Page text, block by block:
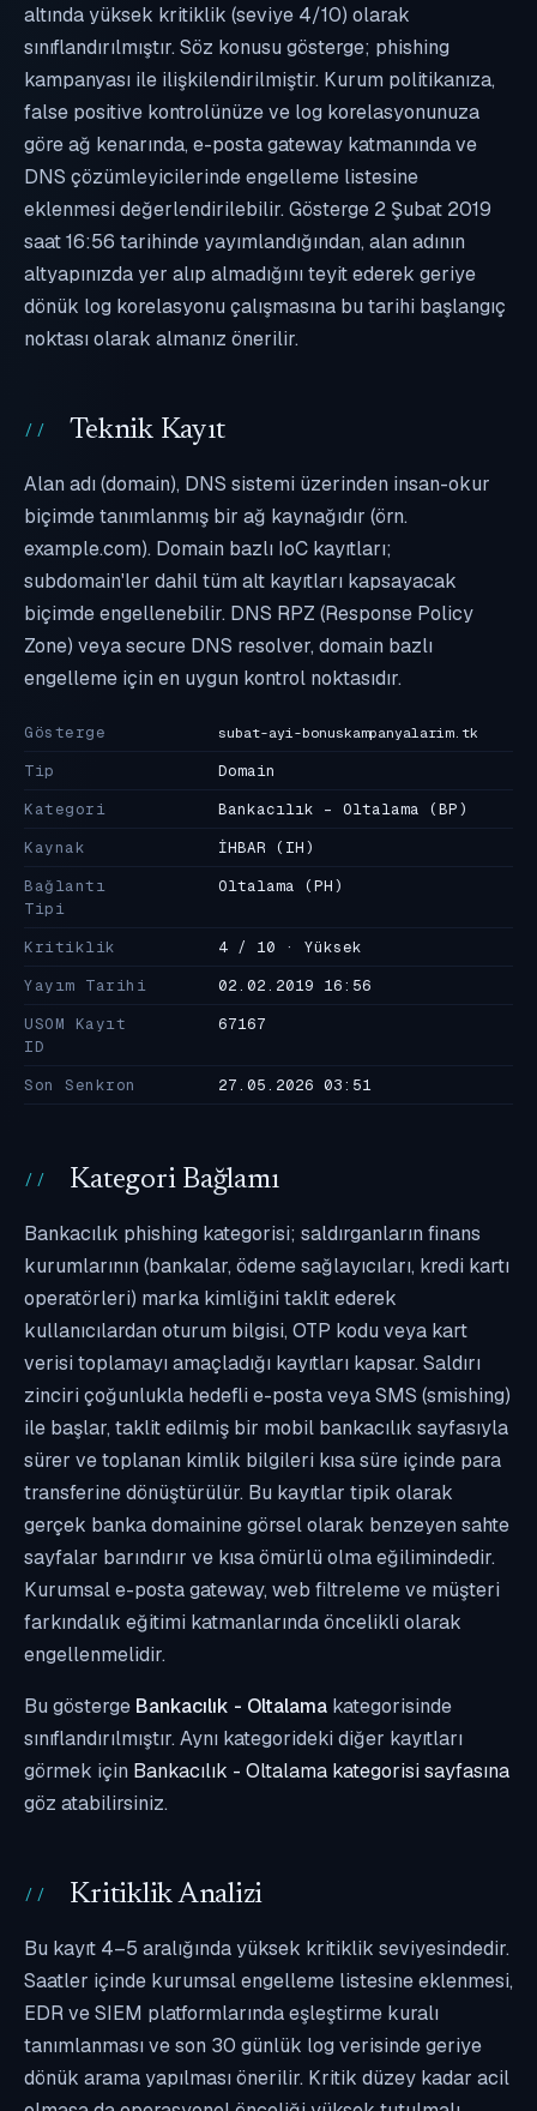
altında yüksek kritiklik (seviye 4/10) olarak
sınıflandırılmıştır. Söz konusu gösterge; phishing
kampanyası ile ilişkilendirilmiştir. Kurum politikanıza,
false positive kontrolünüze ve log korelasyonunuza
göre ağ kenarında, e-posta gateway katmanında ve
DNS çözümleyicilerinde engelleme listesine
eklenmesi değerlendirilebilir. Gösterge 2 Şubat 2019
saat 16:56 tarihinde yayımlandığından, alan adının
altyapınızda yer alıp almadığını teyit ederek geriye
dönük log korelasyonu çalışmasına bu tarihi başlangıç
noktası olarak almanız önerilir.
Teknik Kayıt
Alan adı (domain), DNS sistemi üzerinden insan-okur
biçimde tanımlanmış bir ağ kaynağıdır (örn.
example.com). Domain bazlı IoC kayıtları;
subdomain'ler dahil tüm alt kayıtları kapsayacak
biçimde engellenebilir. DNS RPZ (Response Policy
Zone) veya secure DNS resolver, domain bazlı
engelleme için en uygun kontrol noktasıdır.
Gösterge subat-ayi-bonuskampanyalarim.tk
Tip
Domain
Kategori
Bankacılık - Oltalama (BP)
Kaynak
İHBAR (IH)
Bağlantı
Tipi
Oltalama (PH)
Kritiklik
4 / 10 · Yüksek
Yayım Tarihi
02.02.2019 16:56
USOM Kayıt
ID
67167
Son Senkron 27.05.2026 03:51
Kategori Bağlamı
Bankacılık phishing kategorisi; saldırganların finans
kurumlarının (bankalar, ödeme sağlayıcıları, kredi kartı
operatörleri) marka kimliğini taklit ederek
kullanıcılardan oturum bilgisi, OTP kodu veya kart
verisi toplamayı amaçladığı kayıtları kapsar. Saldırı
zinciri çoğunlukla hedefli e-posta veya SMS (smishing)
ile başlar, taklit edilmiş bir mobil bankacılık sayfasıyla
sürer ve toplanan kimlik bilgileri kısa süre içinde para
transferine dönüştürülür. Bu kayıtlar tipik olarak
gerçek banka domainine görsel olarak benzeyen sahte
sayfalar barındırır ve kısa ömürlü olma eğilimindedir.
Kurumsal e-posta gateway, web filtreleme ve müşteri
farkındalık eğitimi katmanlarında öncelikli olarak
engellenmelidir.
Bu gösterge Bankacılık - Oltalama kategorisinde
sınıflandırılmıştır. Aynı kategorideki diğer kayıtları
görmek için Bankacılık - Oltalama kategorisi sayfasına
göz atabilirsiniz.
Kritiklik Analizi
Bu kayıt 4–5 aralığında yüksek kritiklik seviyesindedir.
Saatler içinde kurumsal engelleme listesine eklenmesi,
EDR ve SIEM platformlarında eşleştirme kuralı
tanımlanması ve son 30 günlük log verisinde geriye
dönük arama yapılması önerilir. Kritik düzey kadar acil